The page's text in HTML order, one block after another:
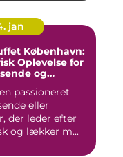
jan
København:
Oplevelse for
og
passioneret
eller
der leder efter
og lækker m...